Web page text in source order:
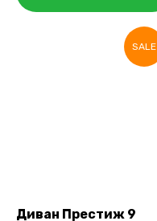
SALE
Диван Престиж 9